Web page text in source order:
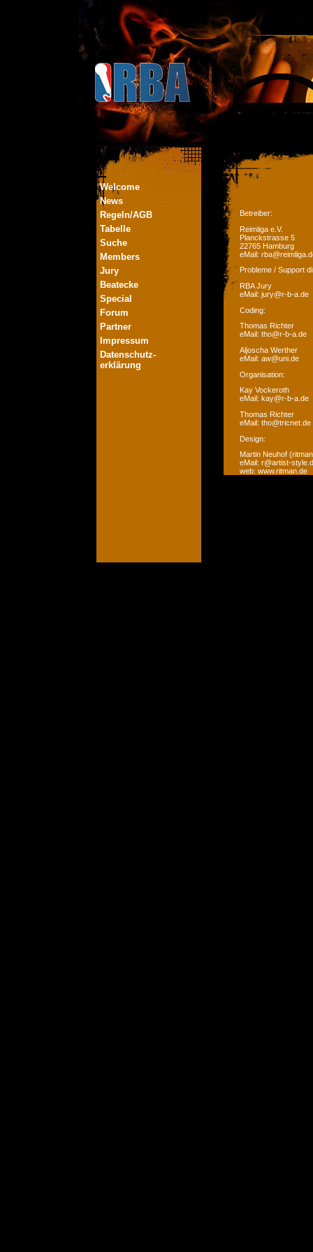
Welcome
News
Regeln/AGB
Tabelle
Suche
Members
Jury
Beatecke
Special
Forum
Partner
Impressum
Datenschutz-
erklärung
Betreiber:
Reimliga e.V.
Planckstrasse 5
22765 Hamburg
eMail:
Probleme / Support
RBA Jury
eMail: jury@r-b-a.de
Coding:
Thomas Richter
eMail: tho@r-b-a.de
Aljoscha Werther
eMail: aw@uni.de
Organisation:
Kay Vockeroth
eMail: kay@r-b-a.de
Thomas Richter
eMail: tho@tricnet.de
Design:
Martin Neuhof
eMail: r@artist-
web: www.ritman.de